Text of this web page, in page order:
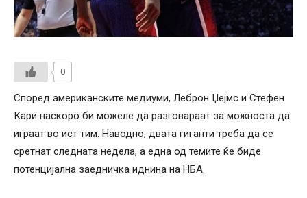
0
Според американските медиуми, Леброн Џејмс и Стефен
Кари наскоро би можеле да разговараат за можноста да
играат во ист тим. Наводно, двата гиганти треба да се
сретнат следната недела, а една од темите ќе биде
потенцијална заедничка иднина на НБА.